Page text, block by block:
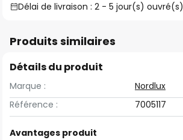
Délai de livraison : 2 - 5 jour(s) ouvré(s)
Produits similaires
Détails du produit
Marque :
Nordlux
Référence :
7005117
Avantages produit